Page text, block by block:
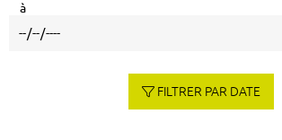
à
FILTRER PAR DATE